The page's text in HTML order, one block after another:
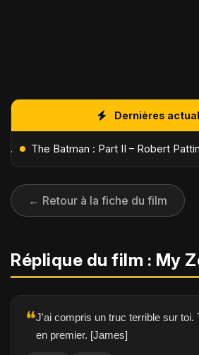
Dernières
L'Âge de Glace : Le Réveil du Volcan – Manny, Sid et Diego de retour pour une aventure explosive
← Retour à la fiche du film
Réplique du film : My
❝J'ai compris un truc terrible sur toi.
en premier. [James]